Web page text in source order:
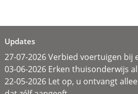
Updates
27-07-2026 Verbied voertuigen bij
03-06-2026 Erken thuisonderwijs
22-05-2026 Let op, u ontvangt